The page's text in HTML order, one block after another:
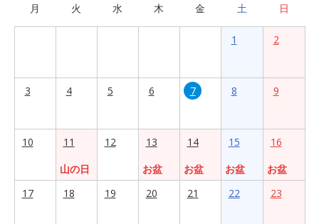
月 火 水 木 金 土 日
1 2
3 4 5 6 7 8 9
10
11
山の日
12
13
お盆
14
お盆
15
お盆
16
お盆
17
18 19 20 21 22 23